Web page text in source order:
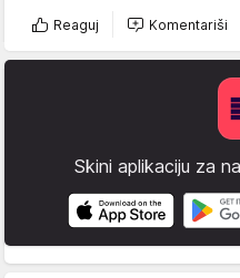
Reaguj Komentariši
Skini aplikaciju za